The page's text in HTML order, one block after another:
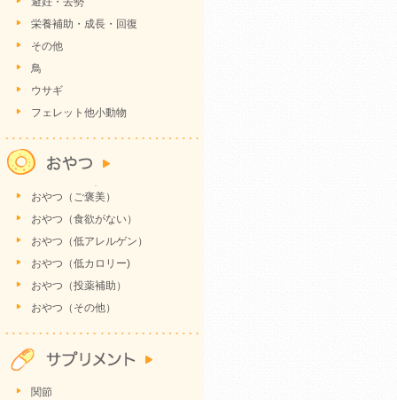
栄養補助・成長・回復
その他
鳥
ウサギ
フェレット他小動物
おやつ（ご褒美）
おやつ（食欲がない）
おやつ（低アレルゲン）
おやつ（低カロリー)
おやつ（投薬補助）
おやつ（その他）
関節